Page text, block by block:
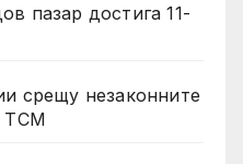
пазар достига 11-
срещу незаконните